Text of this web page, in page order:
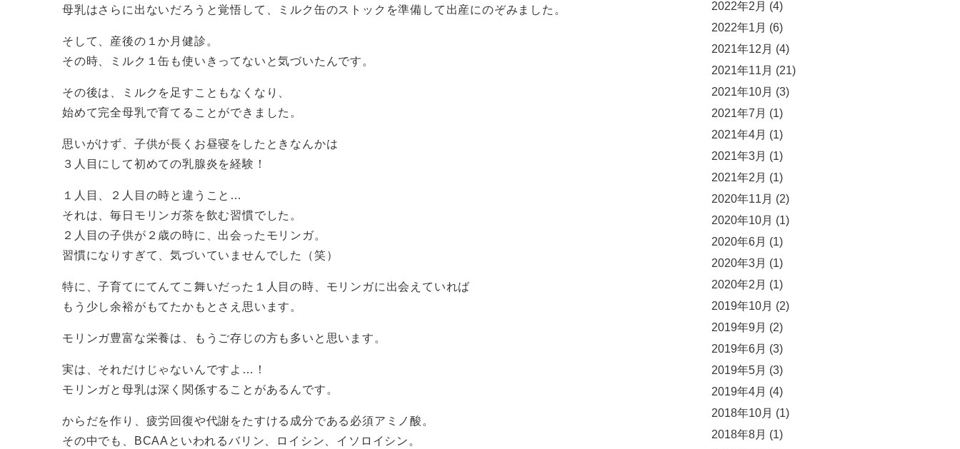
母乳はさらに出ないだろうと覚悟して、ミルク缶のストックを準備して出産にのぞみました。
そして、産後の１か月健診。
その時、ミルク１缶も使いきってないと気づいたんです。
その後は、ミルクを足すこともなくなり、
始めて完全母乳で育てることができました。
思いがけず、子供が長くお昼寝をしたときなんかは
３人目にして初めての乳腺炎を経験！
１人目、２人目の時と違うこと…
それは、毎日モリンガ茶を飲む習慣でした。
２人目の子供が２歳の時に、出会ったモリンガ。
習慣になりすぎて、気づいていませんでした（笑）
特に、子育てにてんてこ舞いだった１人目の時、モリンガに出会えていれば
もう少し余裕がもてたかもとさえ思います。
モリンガ豊富な栄養は、もうご存じの方も多いと思います。
実は、それだけじゃないんですよ…！
モリンガと母乳は深く関係することがあるんです。
からだを作り、疲労回復や代謝をたすける成分である必須アミノ酸。
その中でも、BCAAといわれるバリン、ロイシン、イソロイシン。
2022年2月 (4)
2022年1月 (6)
2021年12月 (4)
2021年11月 (21)
2021年10月 (3)
2021年7月 (1)
2021年4月 (1)
2021年3月 (1)
2021年2月 (1)
2020年11月 (2)
2020年10月 (1)
2020年6月 (1)
2020年3月 (1)
2020年2月 (1)
2019年10月 (2)
2019年9月 (2)
2019年6月 (3)
2019年5月 (3)
2019年4月 (4)
2018年10月 (1)
2018年8月 (1)